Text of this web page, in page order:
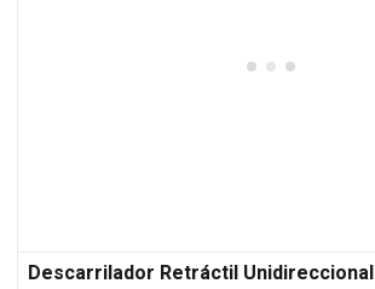
Descarrilador Retráctil Unidireccional